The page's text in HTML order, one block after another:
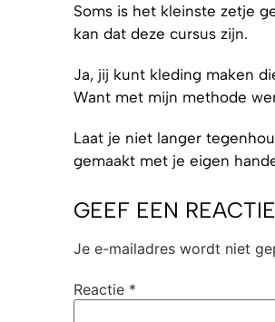
Soms is het kleinste zetje
kan dat deze cursus zijn.
Ja, jij kunt kleding maken
Want met mijn methode
Laat je niet langer
gemaakt met je eigen
GEEF EEN REACTIE
Je e-mailadres wordt niet
Reactie *